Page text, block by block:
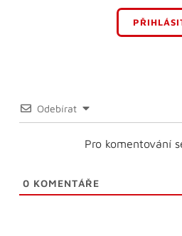
Odebírat
Pro komentování
0 KOMENTÁŘE